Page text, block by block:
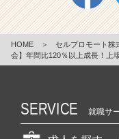
HOME ＞ セルプロモート株
会】年間比120％以上成長！上
SERVICE 就職サ